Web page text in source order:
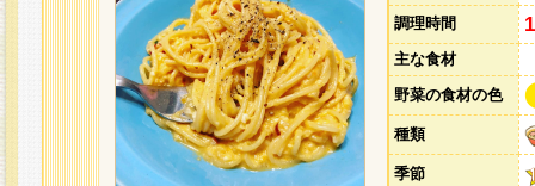
調理時間
主な食材
野菜の食材の色
種類
季節